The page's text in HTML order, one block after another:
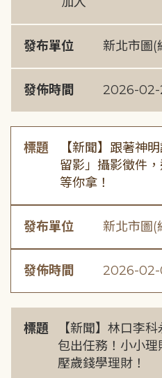
發布單位 新北市圖(
發佈時間 2026-
標題
【新聞】跟著神
留影」攝影徵件
等你拿！
發布單位 新北市圖(
發佈時間 2026-
標題
【新聞】林口李
包出任務！小小
壓歲錢學理財！